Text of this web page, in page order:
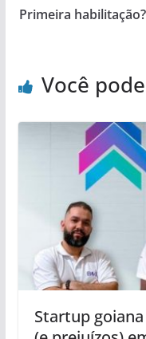
Primeira
Você
Startup